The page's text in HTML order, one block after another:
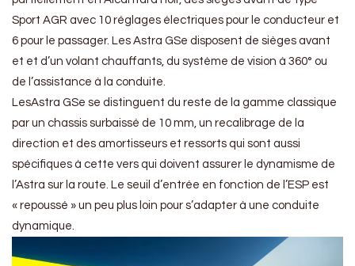
Sport AGR avec 10 réglages électriques pour le conducteur et
6 pour le passager. Les Astra GSe disposent de sièges avant
et et d’un volant chauffants, du système de vision à 360° ou
de l’assistance à la conduite.
LesAstra GSe se distinguent du reste de la gamme classique
par un chassis surbaissé de 10 mm, un recalibrage de la
direction et des amortisseurs et ressorts qui sont aussi
spécifiques à cette vers qui doivent assurer le dynamisme de
l’Astra sur la route. Le seuil d’entrée en fonction de l’ESP est
« repoussé » un peu plus loin pour s’adapter à une conduite
dynamique.